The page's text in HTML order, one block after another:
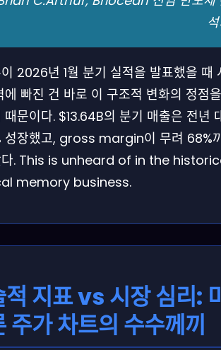
2026년 1월 분기 실적을 발표했을 때
에 빠진 건 바로 이 구조적 변화의 정점
때문이다. $13.64B의 분기 매출은 전년
성장했고, gross margin이 무려 68%
다. This is unheard of in the
memory business.
적 지표 vs 시장 심리:
주가 차트의 수수께끼